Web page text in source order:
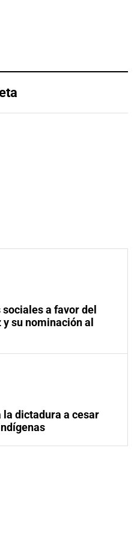
a favor del
su nominación al
la dictadura a cesar